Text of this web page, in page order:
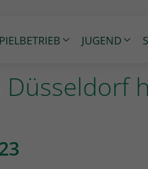
JUGEND